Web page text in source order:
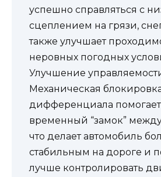
успешно справляться с
сцеплением на грязи,
также улучшает
неровных погодных
Улучшение
Механическая
дифференциала помогает
временный “замок”
что делает автомобиль
стабильным на дороге и
лучше контролировать